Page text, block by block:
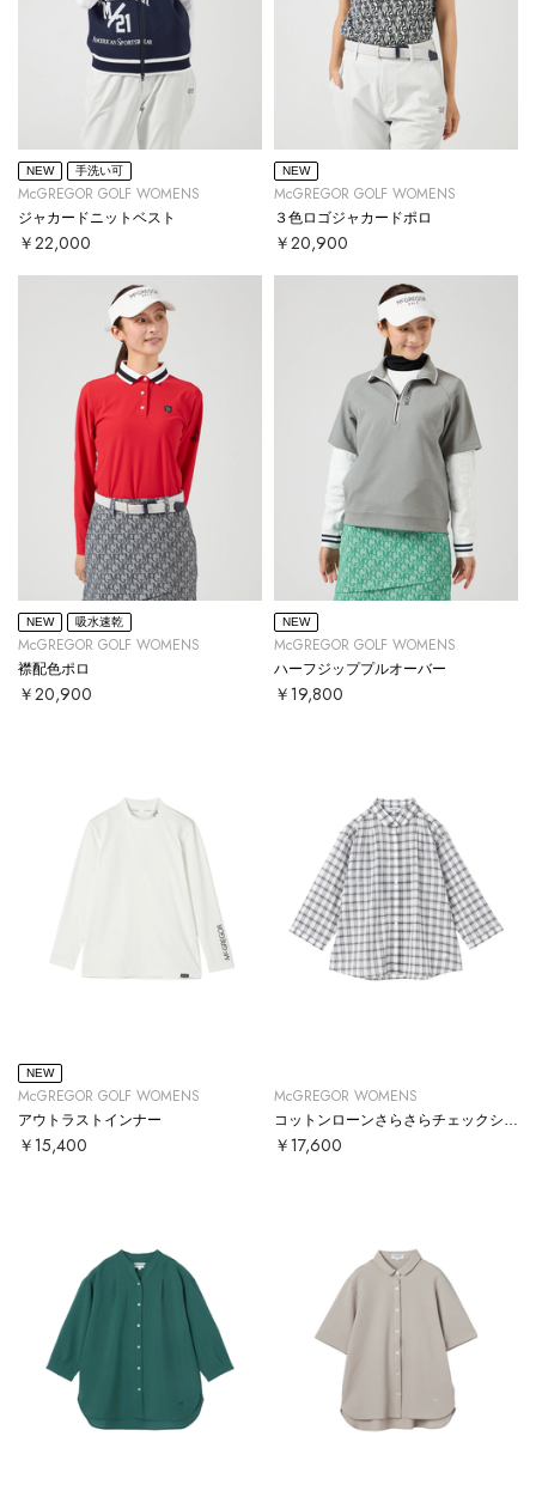
NEW 手洗い可
McGREGOR GOLF WOMENS
ジャカードニットベスト
￥22,000
NEW
McGREGOR GOLF WOMENS
３色ロゴジャカードポロ
￥20,900
NEW 吸水速乾
McGREGOR GOLF WOMENS
襟配色ポロ
￥20,900
NEW
McGREGOR GOLF WOMENS
ハーフジッププルオーバー
￥19,800
NEW
McGREGOR GOLF WOMENS
アウトラストインナー
￥15,400
McGREGOR WOMENS
￥17,600